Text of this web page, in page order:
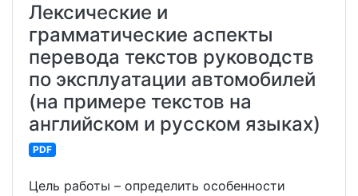
Лексические и
грамматические аспекты
перевода текстов руководств
по эксплуатации автомобилей
(на примере текстов на
английском и русском языках)
PDF
Цель работы – определить особенности